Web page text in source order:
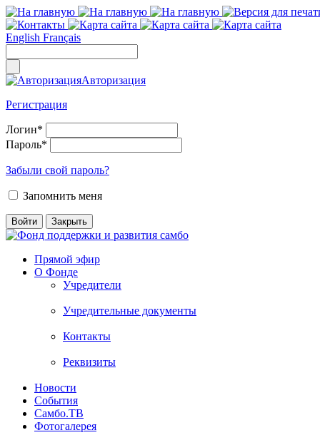
English Français
Авторизация
Регистрация
Логин*
Пароль*
Забыли свой пароль?
Запомнить меня
Прямой эфир
О Фонде
Учредители
Учредительные документы
Контакты
Реквизиты
Новости
События
Самбо.ТВ
Фотогалерея